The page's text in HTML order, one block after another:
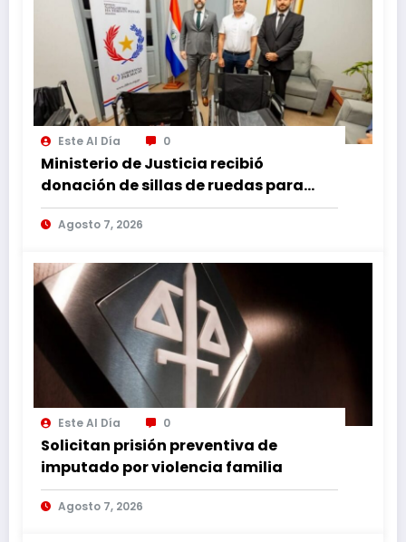
Este Al Día 0
Ministerio de Justicia recibió
donación de sillas de ruedas para
internos vulnerables
Agosto 7, 2026
Este Al Día 0
Solicitan prisión preventiva de
imputado por violencia familia
Agosto 7, 2026